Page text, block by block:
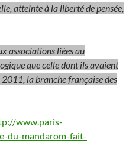
atteinte à la liberté de pensée,
associations liées au
que celle dont ils avaient
la branche française des
www.paris-
du-mandarom-fait-